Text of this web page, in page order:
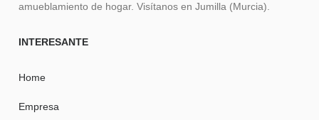
amueblamiento de hogar. Visítanos en Jumilla (Murcia).
INTERESANTE
Home
Empresa